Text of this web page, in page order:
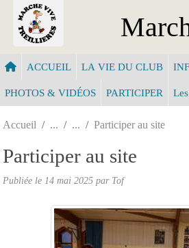
ACCUEIL LA VIE DU CLUB
PHOTOS & VIDÉOS PARTICIPER
Accueil Participer au site
Participer au site
Publiée le 14 mai 2025 par Tof
Panneau de gestion des cookies